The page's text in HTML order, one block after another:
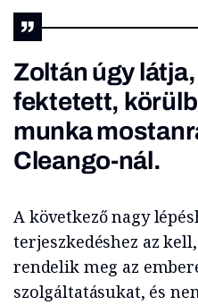
Zoltán úgy
fektetett,
munka
Cleango-nál.
A következő nagy
terjeszkedéshez az
rendelik meg az
szolgáltatásukat, és